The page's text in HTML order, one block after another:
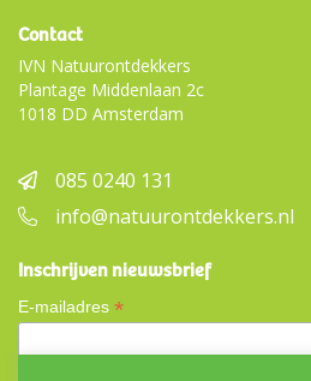
Contact
IVN Natuurontdekkers
Plantage Middenlaan 2c
1018 DD Amsterdam
085 0240 131
info@natuurontdekkers.nl
Inschrijven nieuwsbrief
E-mailadres *